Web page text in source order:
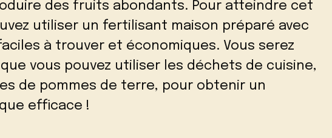
des fruits abondants. Pour atteindre cet
utiliser un fertilisant maison préparé avec
à trouver et économiques. Vous serez
vous pouvez utiliser les déchets de cuisine,
de pommes de terre, pour obtenir un
efficace !